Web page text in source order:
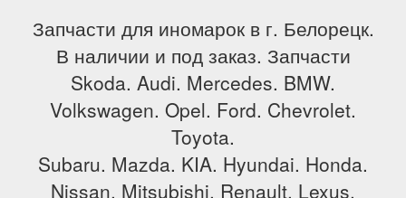
Запчасти для иномарок в г. Белорецк.
В наличии и под заказ. Запчасти
Skoda. Audi. Mercedes. BMW.
Volkswagen. Opel. Ford. Chevrolet.
Toyota.
Subaru. Mazda. KIA. Hyundai. Honda.
Nissan. Mitsubishi. Renault. Lexus.